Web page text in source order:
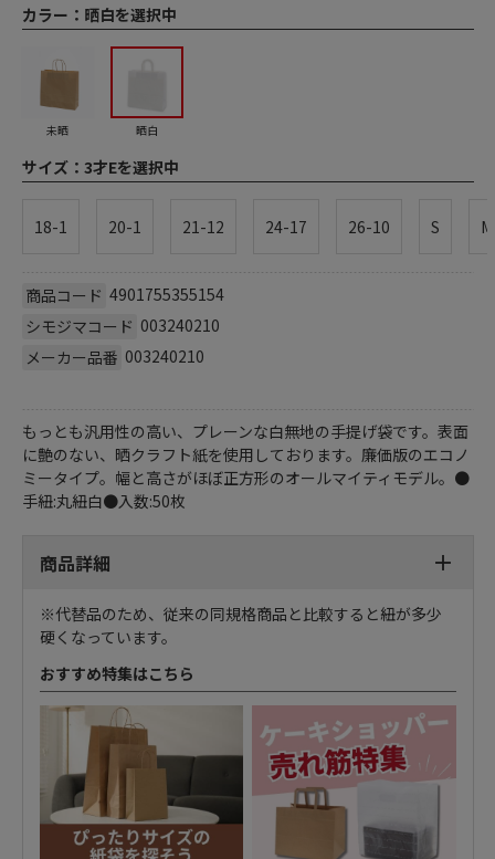
カラー： 晒白を選択中
未晒 晒白
サイズ： 3才Eを選択中
18-1 20-1 21-12 24-17 26-10 S
商品コード 4901755355154
シモジマコード 003240210
メーカー品番 003240210
もっとも汎用性の高い、プレーンな白無地の手提げ袋です。表面
に艶のない、晒クラフト紙を使用しております。廉価版のエコノ
ミータイプ。幅と高さがほぼ正方形のオールマイティモデル。●
手紐:丸紐白●入数:50枚
商品詳細
※代替品のため、従来の同規格商品と比較すると紐が多少
硬くなっています。
おすすめ特集はこちら